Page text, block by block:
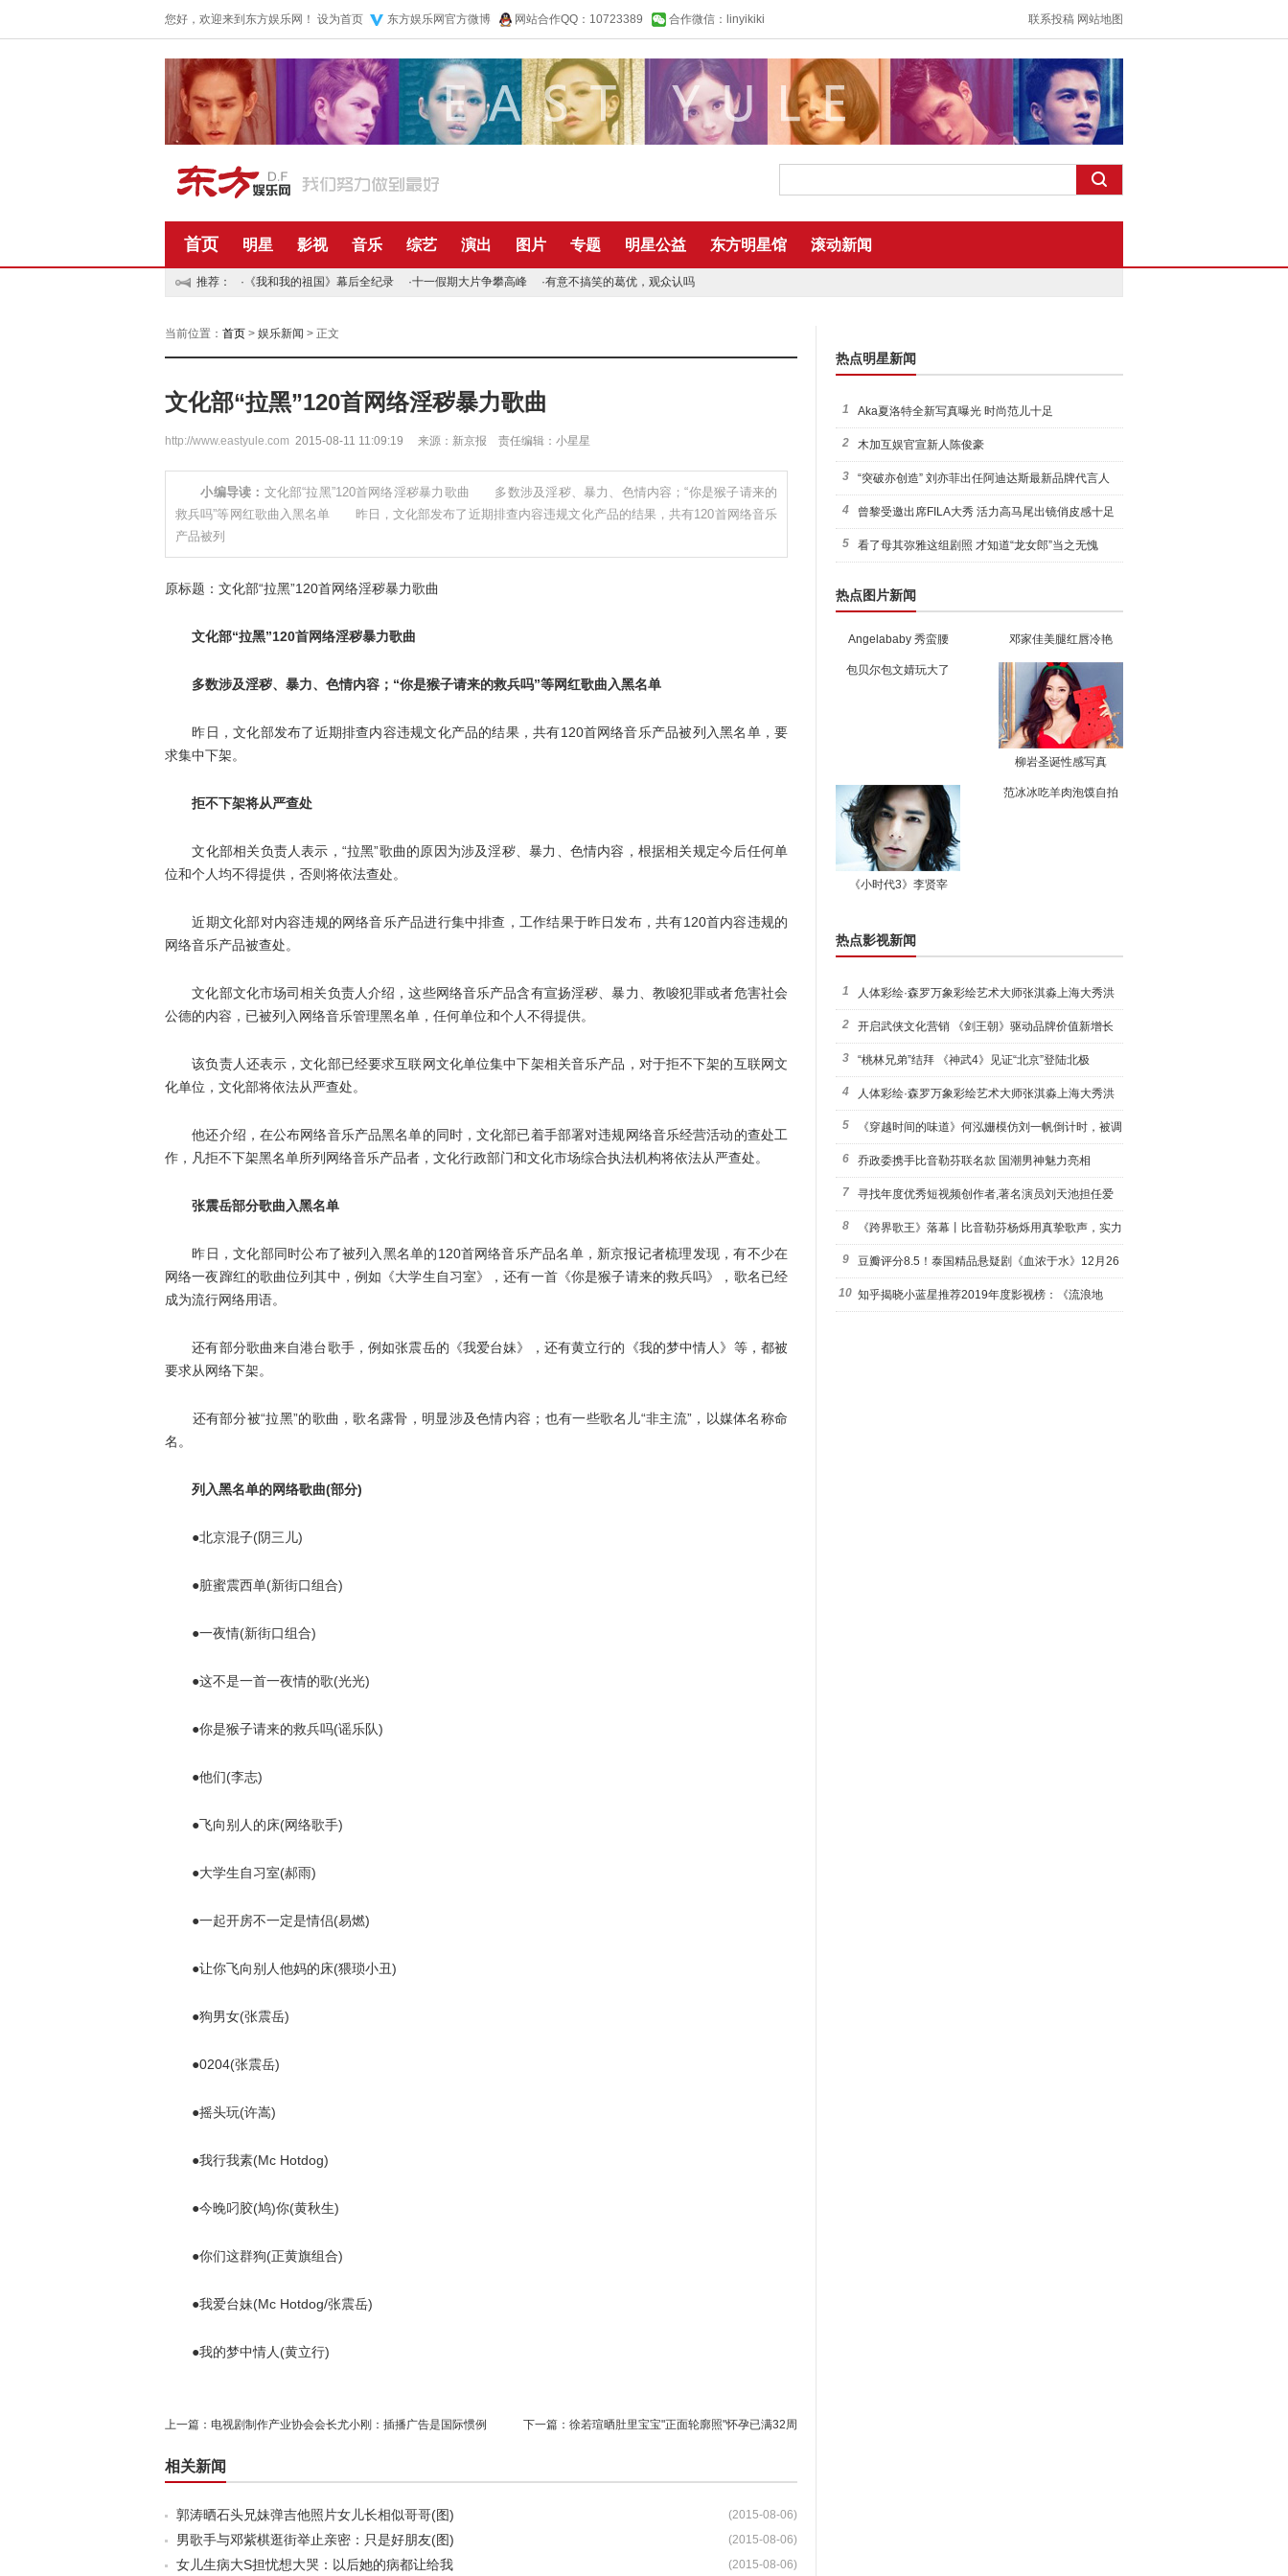
您好，欢迎来到东方娱乐网！ 设为首页 东方娱乐网官方微博 网站合作QQ：10723389 合作微信：linyikiki 联系投稿 网站地图
首页 明星 影视 音乐 综艺 演出 图片 专题 明星公益 东方明星馆 滚动新闻
推荐： · 《我和我的祖国》幕后全纪录 ·十一假期大片争攀高峰 ·有意不搞笑的葛优，观众认吗
当前位置： 首页 > 娱乐新闻 > 正文
文化部“拉黑”120首网络淫秽暴力歌曲
http://www.eastyule.com 2015-08-11 11:09:19 来源：新京报 责任编辑：小星星
小编导读： 文化部“拉黑”120首网络淫秽暴力歌曲 多数涉及淫秽、暴力、色情内容；“你是猴子请来的
救兵吗”等网红歌曲入黑名单 昨日，文化部发布了近期排查内容违规文化产品的结果，共有120首网络音乐
产品被列
原标题：文化部“拉黑”120首网络淫秽暴力歌曲
文化部“拉黑”120首网络淫秽暴力歌曲
多数涉及淫秽、暴力、色情内容；“你是猴子请来的救兵吗”等网红歌曲入黑名单
昨日，文化部发布了近期排查内容违规文化产品的结果，共有120首网络音乐产品被列入黑名单，要
求集中下架。
拒不下架将从严查处
文化部相关负责人表示，“拉黑”歌曲的原因为涉及淫秽、暴力、色情内容，根据相关规定今后任何单
位和个人均不得提供，否则将依法查处。
近期文化部对内容违规的网络音乐产品进行集中排查，工作结果于昨日发布，共有120首内容违规的
网络音乐产品被查处。
文化部文化市场司相关负责人介绍，这些网络音乐产品含有宣扬淫秽、暴力、教唆犯罪或者危害社会
公德的内容，已被列入网络音乐管理黑名单，任何单位和个人不得提供。
该负责人还表示，文化部已经要求互联网文化单位集中下架相关音乐产品，对于拒不下架的互联网文
化单位，文化部将依法从严查处。
他还介绍，在公布网络音乐产品黑名单的同时，文化部已着手部署对违规网络音乐经营活动的查处工
作，凡拒不下架黑名单所列网络音乐产品者，文化行政部门和文化市场综合执法机构将依法从严查处。
张震岳部分歌曲入黑名单
昨日，文化部同时公布了被列入黑名单的120首网络音乐产品名单，新京报记者梳理发现，有不少在
网络一夜蹿红的歌曲位列其中，例如《大学生自习室》，还有一首《你是猴子请来的救兵吗》，歌名已经
成为流行网络用语。
还有部分歌曲来自港台歌手，例如张震岳的《我爱台妹》，还有黄立行的《我的梦中情人》等，都被
要求从网络下架。
还有部分被“拉黑”的歌曲，歌名露骨，明显涉及色情内容；也有一些歌名儿“非主流”，以媒体名称命
名。
列入黑名单的网络歌曲(部分)
●北京混子(阴三儿)
●脏蜜震西单(新街口组合)
●一夜情(新街口组合)
●这不是一首一夜情的歌(光光)
●你是猴子请来的救兵吗(谣乐队)
●他们(李志)
●飞向别人的床(网络歌手)
●大学生自习室(郝雨)
●一起开房不一定是情侣(易燃)
●让你飞向别人他妈的床(猥琐小丑)
●狗男女(张震岳)
●0204(张震岳)
●摇头玩(许嵩)
●我行我素(Mc Hotdog)
●今晚叼胶(鸠)你(黄秋生)
●你们这群狗(正黄旗组合)
●我爱台妹(Mc Hotdog/张震岳)
●我的梦中情人(黄立行)
上一篇： 电视剧制作产业协会会长尤小刚：插播广告是国际惯例 下一篇： 徐若瑄晒肚里宝宝"正面轮廓照"怀孕已满32周
相关新闻
(2015-08-06)
郭涛晒石头兄妹弹吉他照片女儿长相似哥哥(图)
(2015-08-06)
男歌手与邓紫棋逛街举止亲密：只是好朋友(图)
(2015-08-06)
女儿生病大S担忧想大哭：以后她的病都让给我
热点明星新闻
1 Aka夏洛特全新写真曝光 时尚范儿十足
2 木加互娱官宣新人陈俊豪
3 “突破亦创造” 刘亦菲出任阿迪达斯最新品牌代言人
引爆
4 曾黎受邀出席FILA大秀 活力高马尾出镜俏皮感十足
5 看了母其弥雅这组剧照 才知道“龙女郎”当之无愧
热点图片新闻
Angelababy 秀蛮腰 邓家佳美腿红唇冷艳
包贝尔包文婧玩大了
柳岩圣诞性感写真
《小时代3》李贤宰
范冰冰吃羊肉泡馍自拍
热点影视新闻
1 人体彩绘·森罗万象彩绘艺术大师张淇淼上海大秀洪
荒宇宙
2 开启武侠文化营销 《剑王朝》驱动品牌价值新增长
3 “桃林兄弟”结拜 《神武4》见证“北京”登陆北极
4 人体彩绘·森罗万象彩绘艺术大师张淇淼上海大秀洪
荒宇宙
5 《穿越时间的味道》何泓姗模仿刘一帆倒计时，被调
侃“学人
6 乔政委携手比音勒芬联名款 国潮男神魅力亮相
7 寻找年度优秀短视频创作者,著名演员刘天池担任爱
奇艺号"奇
8 《跨界歌王》落幕丨比音勒芬杨烁用真挚歌声，实力
圈粉!
9 豆瓣评分8.5！泰国精品悬疑剧《血浓于水》12月26
日西瓜视
10 知乎揭晓小蓝星推荐2019年度影视榜：《流浪地